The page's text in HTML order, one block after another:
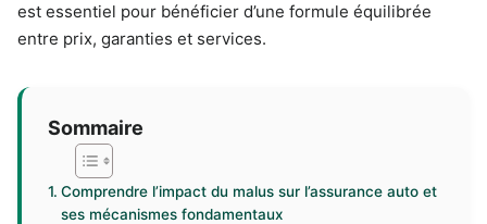
est essentiel pour bénéficier d’une formule équilibrée
entre prix, garanties et services.
Sommaire
Comprendre l’impact du malus sur l’assurance auto et
ses mécanismes fondamentaux